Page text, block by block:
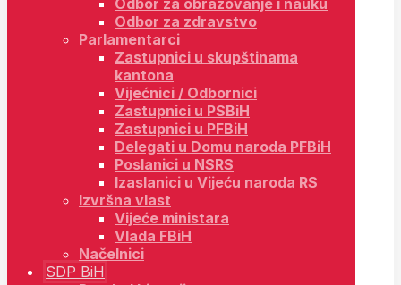
Odbor za obrazovanje i nauku
Odbor za zdravstvo
Parlamentarci
Zastupnici u skupštinama
kantona
Vijećnici / Odbornici
Zastupnici u PSBiH
Zastupnici u PFBiH
Delegati u Domu naroda PFBiH
Poslanici u NSRS
Izaslanici u Vijeću naroda RS
Izvršna vlast
Vijeće ministara
Vlada FBiH
Načelnici
SDP BiH